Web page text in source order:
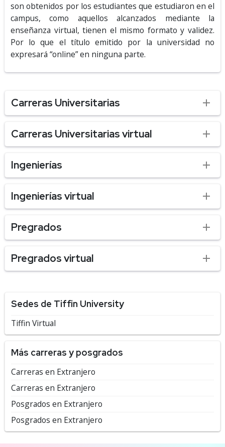
son obtenidos por los estudiantes que estudiaron en el
campus, como aquellos alcanzados mediante la
enseñanza virtual, tienen el mismo formato y validez.
Por lo que el título emitido por la universidad no
expresará “online” en ninguna parte.
Carreras Universitarias
Carreras Universitarias virtual
Ingenierías
Ingenierías virtual
Pregrados
Pregrados virtual
Sedes de Tiffin University
Tiffin Virtual
Más carreras y posgrados
Carreras en Extranjero
Carreras en Extranjero
Posgrados en Extranjero
Posgrados en Extranjero